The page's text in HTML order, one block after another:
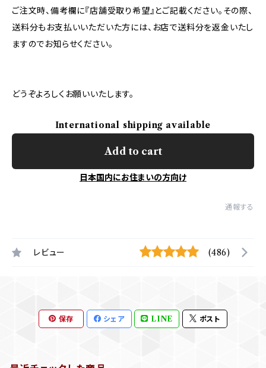
ご注文時、備考欄に『店舗受取り希望』とご記載ください。その際、
送料分もお支払いいただいた方には、お店で送料分を返金いたし
ますのでお知らせください。
どうぞよろしくお願いいたします。
International shipping available
Add to cart
日本国内にお住まいの方向け
通報する
レビュー (486)
保存 シェア LINE ポスト